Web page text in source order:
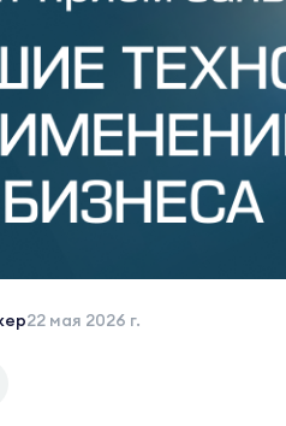
22 мая 2026 г.